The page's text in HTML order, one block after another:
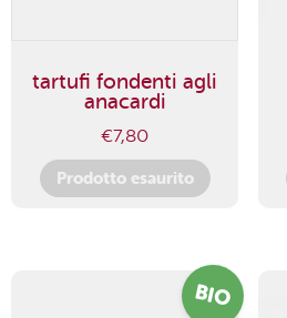
tartufi fondenti agli
anacardi
€7,80
Prodotto esaurito
BIO